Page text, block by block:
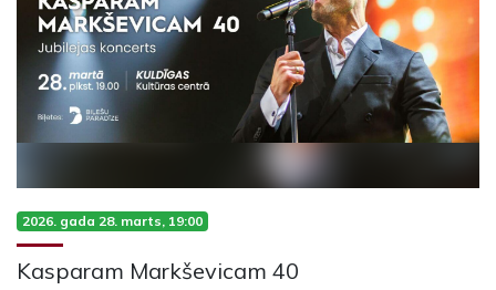
2026. gada 28. marts, 19:00
Kasparam Markševicam 40